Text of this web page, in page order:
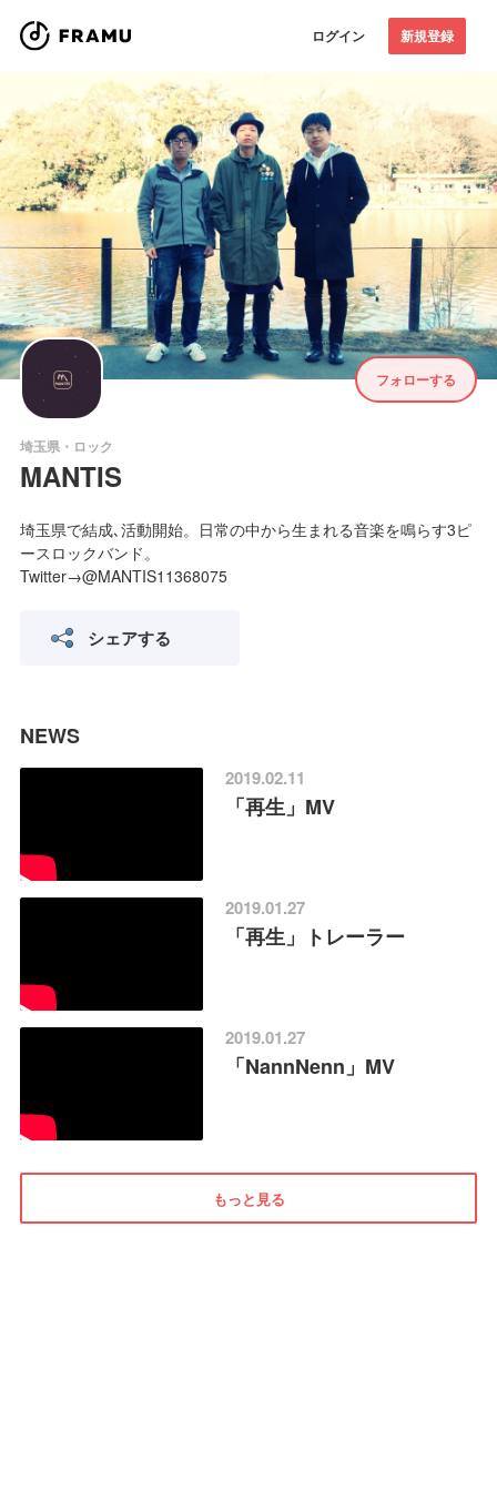
ログイン 新規登録
フォローする
埼玉県・ロック
MANTIS
埼玉県で結成､活動開始。日常の中から生まれる音楽を鳴らす3ピ
ースロックバンド。
Twitter→@MANTIS11368075
シェアする
NEWS
2019.02.11
「再生」MV
2019.01.27
「再生」トレーラー
2019.01.27
「NannNenn」MV
もっと見る